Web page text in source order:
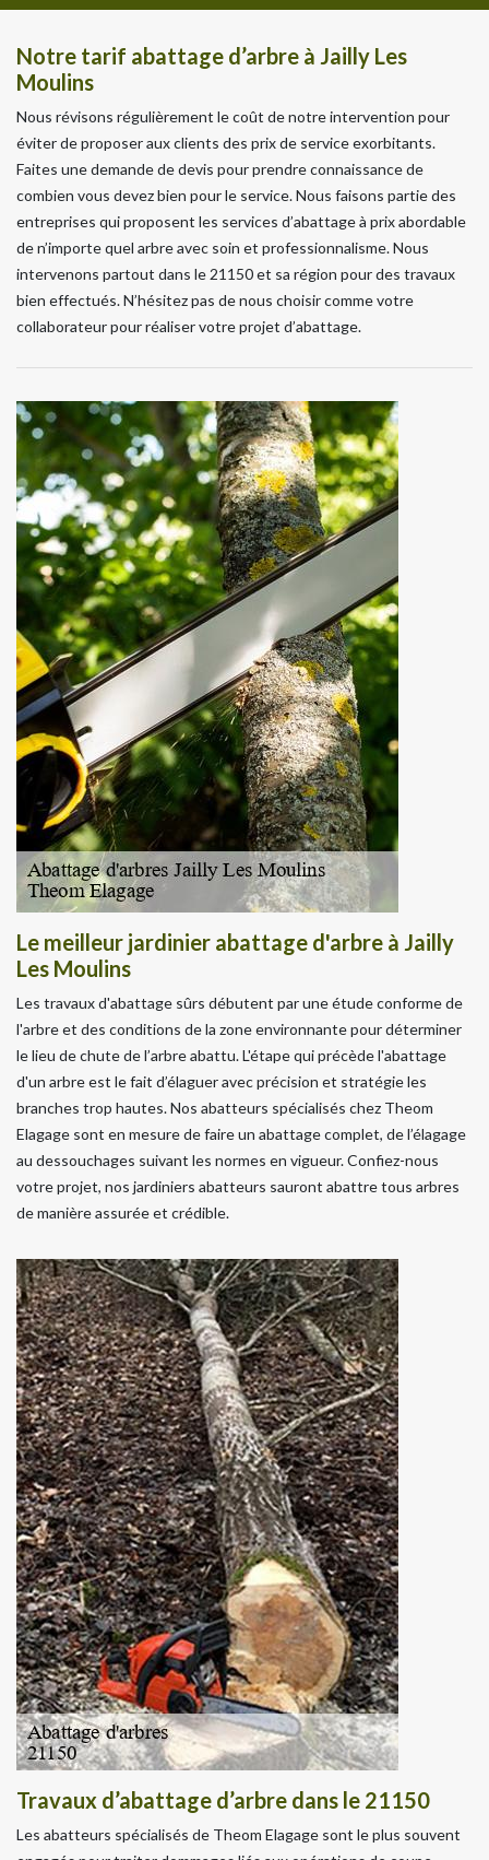
Notre tarif abattage d’arbre à Jailly Les
Moulins
Nous révisons régulièrement le coût de notre intervention pour
éviter de proposer aux clients des prix de service exorbitants.
Faites une demande de devis pour prendre connaissance de
combien vous devez bien pour le service. Nous faisons partie des
entreprises qui proposent les services d’abattage à prix abordable
de n’importe quel arbre avec soin et professionnalisme. Nous
intervenons partout dans le 21150 et sa région pour des travaux
bien effectués. N’hésitez pas de nous choisir comme votre
collaborateur pour réaliser votre projet d’abattage.
Le meilleur jardinier abattage d'arbre à Jailly
Les Moulins
Les travaux d'abattage sûrs débutent par une étude conforme de
l'arbre et des conditions de la zone environnante pour déterminer
le lieu de chute de l’arbre abattu. L'étape qui précède l'abattage
d'un arbre est le fait d’élaguer avec précision et stratégie les
branches trop hautes. Nos abatteurs spécialisés chez Theom
Elagage sont en mesure de faire un abattage complet, de l’élagage
au dessouchages suivant les normes en vigueur. Confiez-nous
votre projet, nos jardiniers abatteurs sauront abattre tous arbres
de manière assurée et crédible.
Travaux d’abattage d’arbre dans le 21150
Les abatteurs spécialisés de Theom Elagage sont le plus souvent